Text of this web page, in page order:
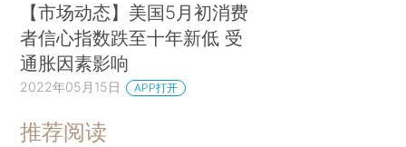
【市场动态】美国5月初消费
者信心指数跌至十年新低 受
通胀因素影响
2022年05月15日 APP打开
推荐阅读